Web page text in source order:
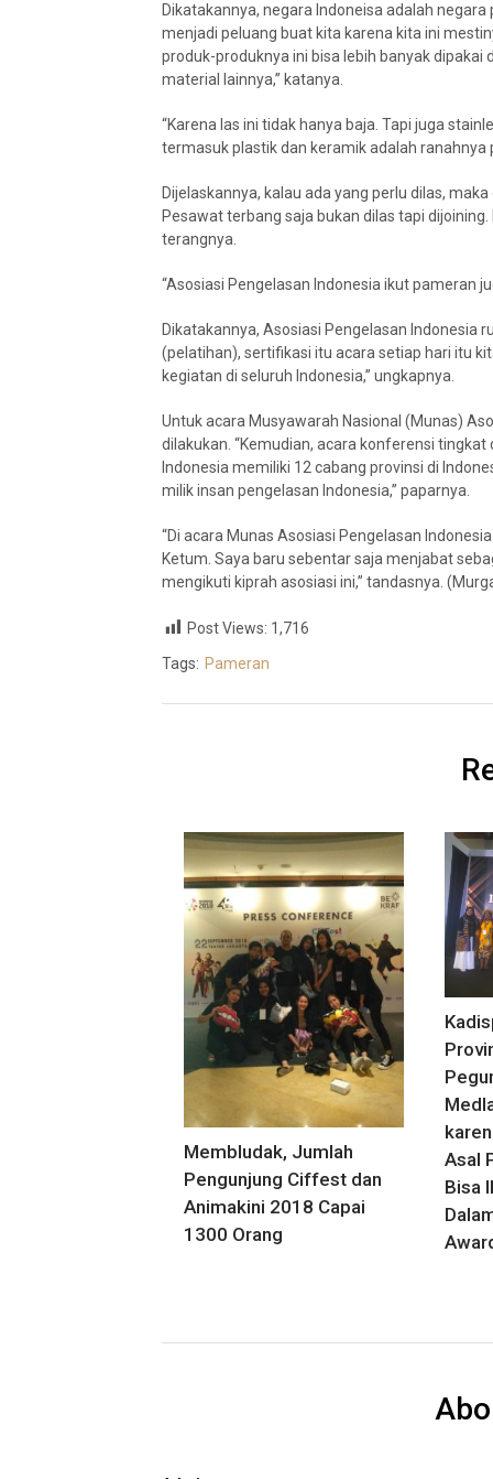
Dikatakannya, negara Indoneisa adalah
menjadi peluang buat kita karena kita ini
produk-produknya ini bisa lebih banyak
material lainnya,” katanya.
“Karena las ini tidak hanya baja. Tapi juga
termasuk plastik dan keramik adalah ranahnya
Dijelaskannya, kalau ada yang perlu dilas,
Pesawat terbang saja bukan dilas tapi
terangnya.
“Asosiasi Pengelasan Indonesia ikut pameran
Dikatakannya, Asosiasi Pengelasan Indonesia
(pelatihan), sertifikasi itu acara setiap hari itu
kegiatan di seluruh Indonesia,” ungkapnya.
Untuk acara Musyawarah Nasional (Munas)
dilakukan. “Kemudian, acara konferensi
Indonesia memiliki 12 cabang provinsi di
milik insan pengelasan Indonesia,” paparnya.
“Di acara Munas Asosiasi Pengelasan
Ketum. Saya baru sebentar saja menjabat
mengikuti kiprah asosiasi ini,” tandasnya.
Post Views: 1,716
Tags: Pameran
Membludak, Jumlah
Pengunjung Ciffest dan
Animakini 2018 Capai
1300 Orang
Asal
Bisa